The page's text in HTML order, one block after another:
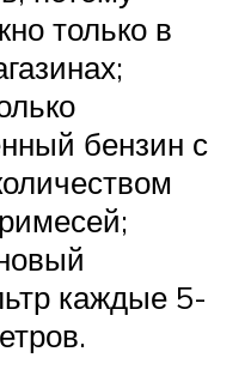
только в
бензин с
каждые 5-